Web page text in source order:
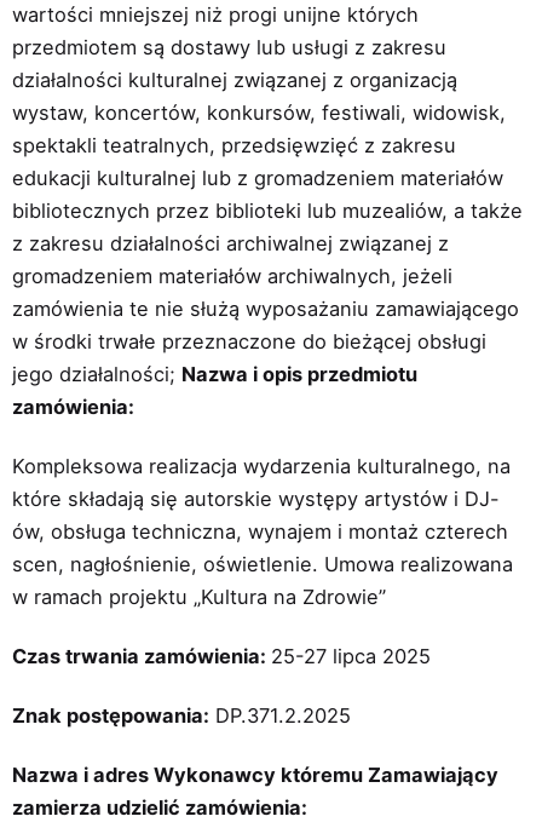
wartości mniejszej niż progi unijne których
przedmiotem są dostawy lub usługi z zakresu
działalności kulturalnej związanej z organizacją
wystaw, koncertów, konkursów, festiwali, widowisk,
spektakli teatralnych, przedsięwzięć z zakresu
edukacji kulturalnej lub z gromadzeniem materiałów
bibliotecznych przez biblioteki lub muzealiów, a także
z zakresu działalności archiwalnej związanej z
gromadzeniem materiałów archiwalnych, jeżeli
zamówienia te nie służą wyposażaniu zamawiającego
w środki trwałe przeznaczone do bieżącej obsługi
jego działalności; Nazwa i opis przedmiotu
zamówienia:
Kompleksowa realizacja wydarzenia kulturalnego, na
które składają się autorskie występy artystów i DJ-
ów, obsługa techniczna, wynajem i montaż czterech
scen, nagłośnienie, oświetlenie. Umowa realizowana
w ramach projektu „Kultura na Zdrowie”
Czas trwania zamówienia: 25-27 lipca 2025
Znak postępowania: DP.371.2.2025
Nazwa i adres Wykonawcy któremu Zamawiający
zamierza udzielić zamówienia: